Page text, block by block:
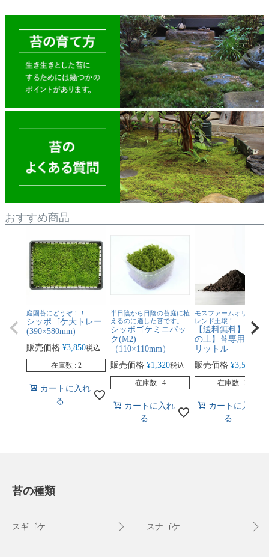
おすすめ商品
庭園苔にどうぞ！！
シッポゴケ大トレー
(390×580mm)
販売価格 ¥3,850税込
在庫数 2
カートに入れ
る
半日陰から日陰の苔庭に植
えるのに適した苔です。
シッポゴケミニパッ
ク(M2)
（110×110mm）
販売価格 ¥1,320税込
在庫数 4
カートに入れ
る
モスファームオリジナル
レンド土壌！
【送料無料】【苔
の土】苔専用黒土
リットル
販売価格 ¥3,520
在庫数 21
カートに入れ
る
苔の種類
スギゴケ スナゴケ